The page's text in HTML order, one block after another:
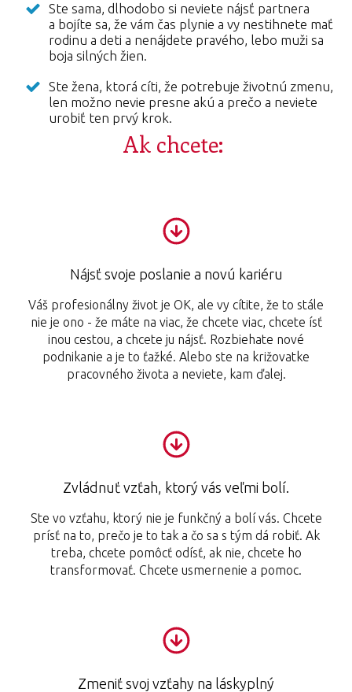
Ste sama, dlhodobo si neviete nájsť partnera
a bojíte sa, že vám čas plynie a vy nestihnete mať
rodinu a deti a nenájdete pravého, lebo muži sa
boja silných žien.
Ste žena, ktorá cíti, že potrebuje životnú zmenu,
len možno nevie presne akú a prečo a neviete
urobiť ten prvý krok.
Ak chcete:
Nájsť svoje poslanie a novú kariéru
Váš profesionálny život je OK, ale vy cítite, že to stále
nie je ono - že máte na viac, že chcete viac, chcete ísť
inou cestou, a chcete ju nájsť. Rozbiehate nové
podnikanie a je to ťažké. Alebo ste na križovatke
pracovného života a neviete, kam ďalej.
Zvládnuť vzťah, ktorý vás veľmi bolí.
Ste vo vzťahu, ktorý nie je funkčný a bolí vás. Chcete
prísť na to, prečo je to tak a čo sa s tým dá robiť. Ak
treba, chcete pomôcť odísť, ak nie, chcete ho
transformovať. Chcete usmernenie a pomoc.
Zmeniť svoj vzťahy na láskyplný